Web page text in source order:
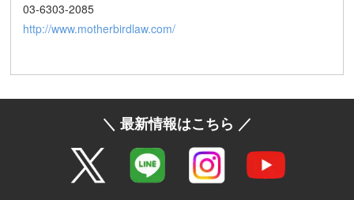
03-6303-2085
http://www.motherbirdlaw.com/
＼ 最新情報はこちら ／